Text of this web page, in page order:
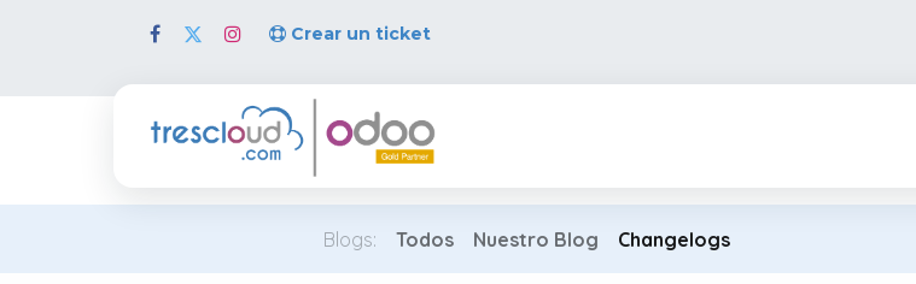
Crear un ticket
Blogs: Todos Nuestro Blog Changelogs